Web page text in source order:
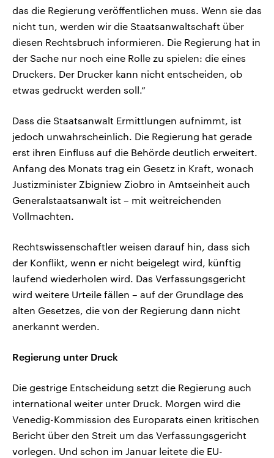
das die Regierung veröffentlichen muss. Wenn sie das
nicht tun, werden wir die Staatsanwaltschaft über
diesen Rechtsbruch informieren. Die Regierung hat in
der Sache nur noch eine Rolle zu spielen: die eines
Druckers. Der Drucker kann nicht entscheiden, ob
etwas gedruckt werden soll.“
Dass die Staatsanwalt Ermittlungen aufnimmt, ist
jedoch unwahrscheinlich. Die Regierung hat gerade
erst ihren Einfluss auf die Behörde deutlich erweitert.
Anfang des Monats trag ein Gesetz in Kraft, wonach
Justizminister Zbigniew Ziobro in Amtseinheit auch
Generalstaatsanwalt ist – mit weitreichenden
Vollmachten.
Rechtswissenschaftler weisen darauf hin, dass sich
der Konflikt, wenn er nicht beigelegt wird, künftig
laufend wiederholen wird. Das Verfassungsgericht
wird weitere Urteile fällen – auf der Grundlage des
alten Gesetzes, die von der Regierung dann nicht
anerkannt werden.
Regierung unter Druck
Die gestrige Entscheidung setzt die Regierung auch
international weiter unter Druck. Morgen wird die
Venedig-Kommission des Europarats einen kritischen
Bericht über den Streit um das Verfassungsgericht
vorlegen. Und schon im Januar leitete die EU-